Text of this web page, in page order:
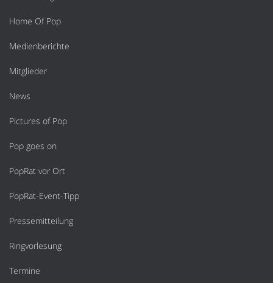
Home Of Pop
Medienberichte
Mitglieder
News
Pictures of Pop
Pop goes on
PopRat vor Ort
PopRat-Event-Tipp
Pressemitteilung
Ringvorlesung
Termine